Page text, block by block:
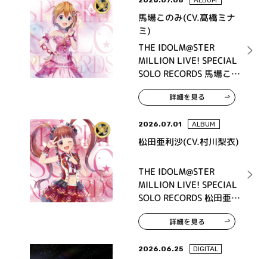
馬場このみ(CV.髙橋ミナ
ミ)
THE IDOLM@STER
MILLION LIVE! SPECIAL
SOLO RECORDS 馬場この
み
詳細を見る
2026.07.01 ALBUM
松田亜利沙(CV.村川梨衣)
THE IDOLM@STER
MILLION LIVE! SPECIAL
SOLO RECORDS 松田亜利
沙
詳細を見る
2026.06.25 DIGITAL